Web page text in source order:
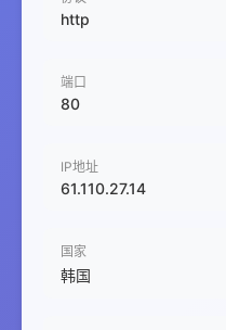
http
端口
80
IP地址
61.110.27.14
国家
韩国